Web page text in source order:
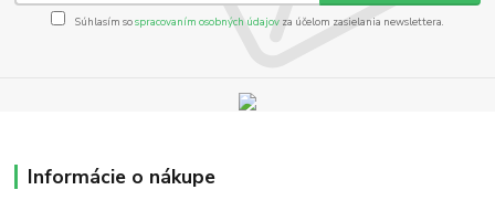
Súhlasím sospracovaním osobných údajov za účelom zasielania newslettera.
Informácie o nákupe